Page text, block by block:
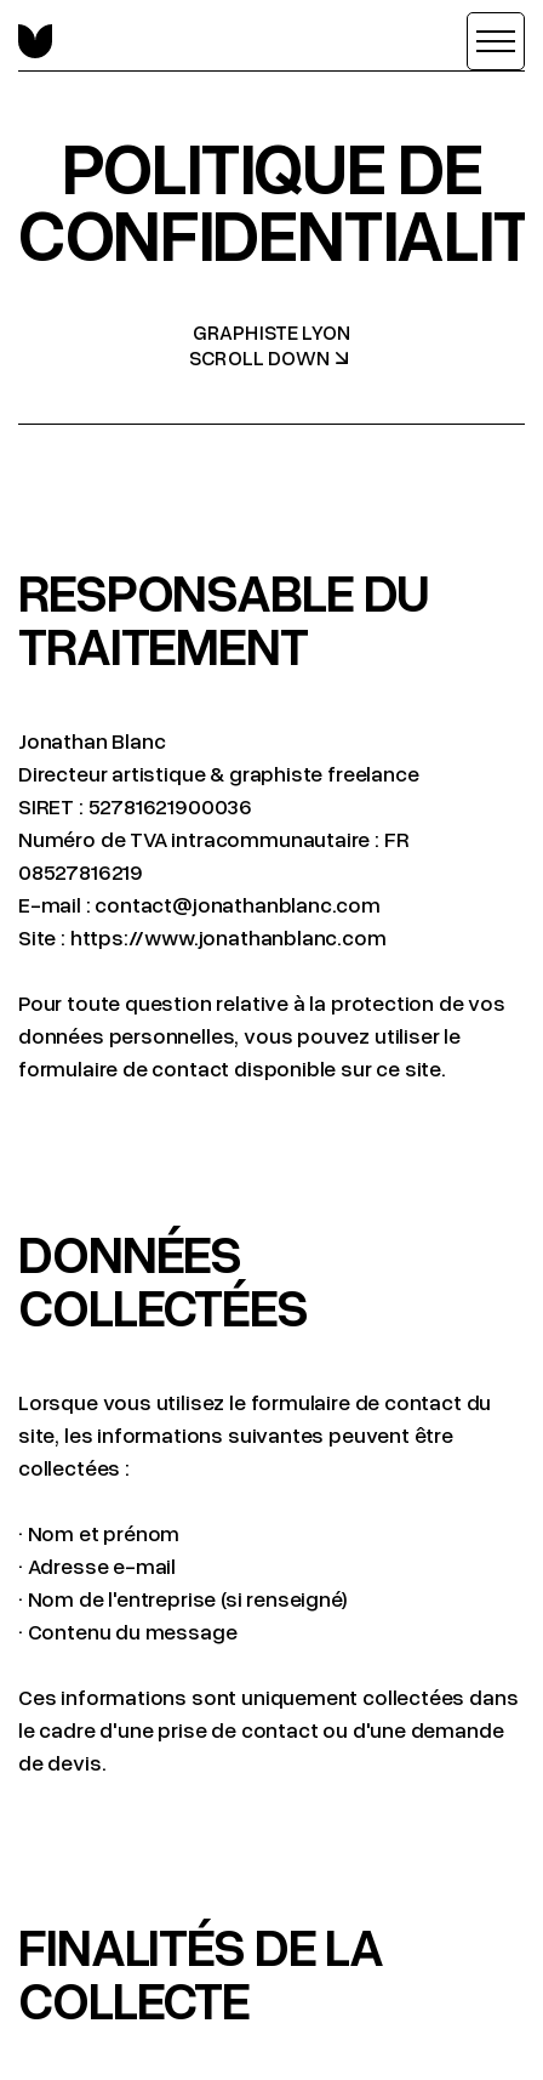
POLITIQUE DE
GRAPHISTE LYON
SCROLL DOWN
RESPONSABLE DU
TRAITEMENT
Jonathan Blanc
Directeur artistique & graphiste freelance
SIRET : 52781621900036
Numéro de TVA intracommunautaire : FR
08527816219
E-mail : contact@jonathanblanc.com
Site : https://www.jonathanblanc.com
Pour toute question relative à la protection de vos
données personnelles, vous pouvez utiliser le
formulaire de contact disponible sur ce site.
DONNÉES
COLLECTÉES
Lorsque vous utilisez le formulaire de contact du
site, les informations suivantes peuvent être
collectées :
· Nom et prénom
· Adresse e-mail
· Nom de l'entreprise (si renseigné)
· Contenu du message
Ces informations sont uniquement collectées dans
le cadre d'une prise de contact ou d'une demande
de devis.
FINALITÉS DE LA
COLLECTE